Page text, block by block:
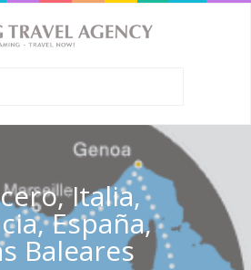
Italia,
España,
Baleares